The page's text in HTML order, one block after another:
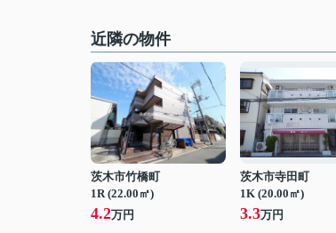
近隣の物件
茨木市竹橋町
1R (22.00㎡)
4.2万円
茨木市寺田町
1K (20.00㎡)
3.3万円